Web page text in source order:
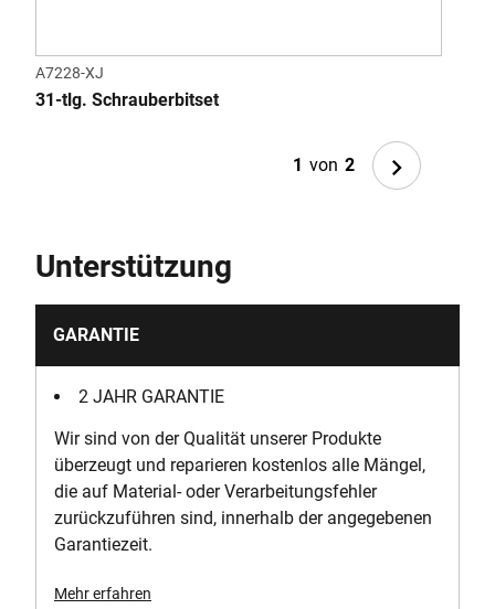
A7228-XJ
31-tlg. Schrauberbitset
1 von 2
Next
Unterstützung
GARANTIE
2 JAHR GARANTIE
Wir sind von der Qualität unserer Produkte
überzeugt und reparieren kostenlos alle Mängel,
die auf Material- oder Verarbeitungsfehler
zurückzuführen sind, innerhalb der angegebenen
Garantiezeit.
Mehr erfahren